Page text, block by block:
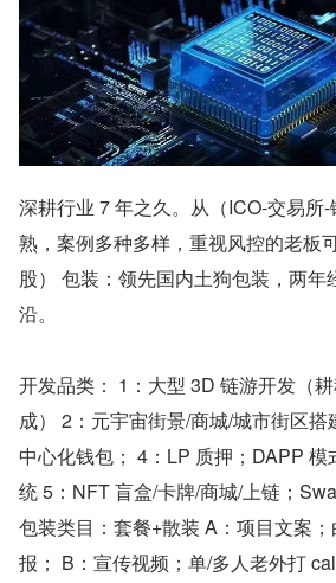
深耕行业 7 年之久。从（ICO-交易所
熟，案例多种多样，重视风控的老板
股） 包装：领先国内土狗包装，两年
沿。
开发品类： 1：大型 3D 链游开发（
成） 2：元宇宙街景/商城/城市街区
中心化钱包； 4：LP 质押；DAPP
统 5：NFT 盲盒/卡牌/商城/上链；
包装类目：套餐+散装 A：项目文案
报； B：宣传视频；单/多人老外打